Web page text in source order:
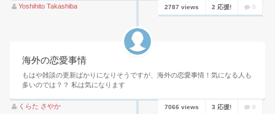
Yoshihito Takashiba 2787 views 2 応援! 0
海外の恋愛事情
もはや雑談の更新ばかりになりそうですが、海外の恋愛事情！気になる人も
多いのでは？？ 私は気になります
くらた さやか 7066 views 3 応援! 0